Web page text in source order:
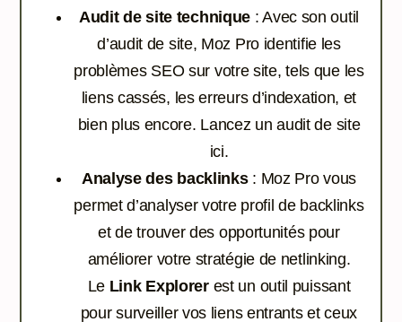
Audit de site technique : Avec son outil
d’audit de site, Moz Pro identifie les
problèmes SEO sur votre site, tels que les
liens cassés, les erreurs d’indexation, et
bien plus encore. Lancez un audit de site
ici.
Analyse des backlinks: Moz Pro vous
permet d’analyser votre profil de backlinks
et de trouver des opportunités pour
améliorer votre stratégie de netlinking.
Le Link Explorerest un outil puissant
pour surveiller vos liens entrants et ceux